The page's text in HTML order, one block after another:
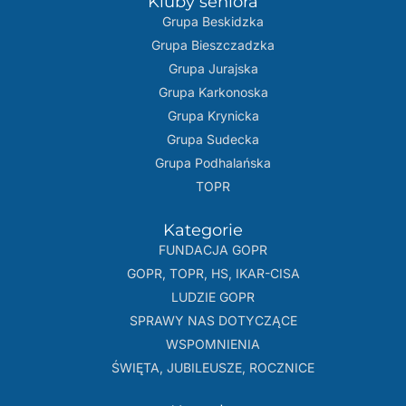
Grupa Beskidzka​
Grupa Bieszczadzka
Grupa Jurajska
Grupa Karkonoska
Grupa Krynicka
Grupa Sudecka
Grupa Podhalańska
TOPR
Kategorie
FUNDACJA GOPR
GOPR, TOPR, HS, IKAR-CISA
LUDZIE GOPR
SPRAWY NAS DOTYCZĄCE
WSPOMNIENIA
ŚWIĘTA, JUBILEUSZE, ROCZNICE